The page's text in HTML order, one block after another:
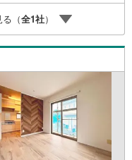
後も一生涯お守りしま
対象店舗 当店でのご成約
ャンペーン対象です！※必
の上お問い合わせくださ
（全1社）